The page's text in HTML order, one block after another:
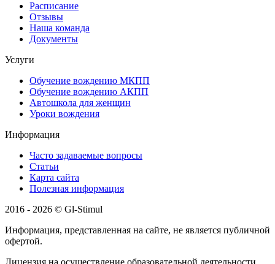
Расписание
Отзывы
Наша команда
Документы
Услуги
Обучение вождению МКПП
Обучение вождению АКПП
Автошкола для женщин
Уроки вождения
Информация
Часто задаваемые вопросы
Статьи
Карта сайта
Полезная информация
2016 - 2026 © Gl-Stimul
Информация, представленная на сайте, не является публичной
офертой.